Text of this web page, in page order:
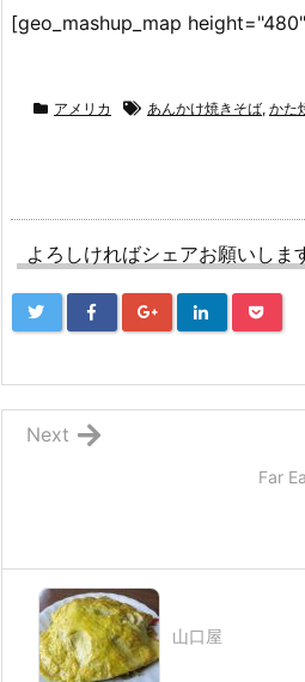
[geo_mashup_map
アメリカ あんかけ焼きそば, かた
よろしければシェアお願いしま
Far
Next
山口屋